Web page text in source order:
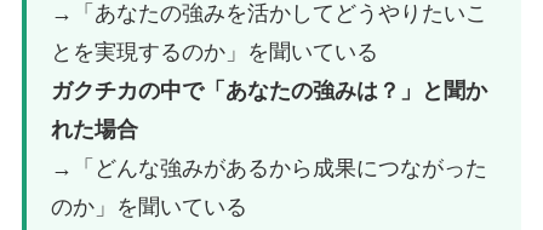
→「あなたの強みを活かしてどうやりたいこ
とを実現するのか」を聞いている
ガクチカの中で「あなたの強みは？」と聞か
れた場合
→「どんな強みがあるから成果につながった
のか」を聞いている